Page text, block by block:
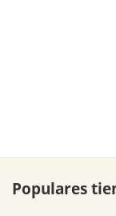
Populares